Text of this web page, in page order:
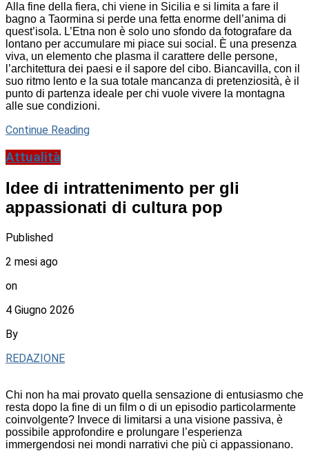
Alla fine della fiera, chi viene in Sicilia e si limita a fare il
bagno a Taormina si perde una fetta enorme dell’anima di
quest’isola. L’Etna non è solo uno sfondo da fotografare da
lontano per accumulare mi piace sui social. È una presenza
viva, un elemento che plasma il carattere delle persone,
l’architettura dei paesi e il sapore del cibo. Biancavilla, con il
suo ritmo lento e la sua totale mancanza di pretenziosità, è il
punto di partenza ideale per chi vuole vivere la montagna
alle sue condizioni.
Continue Reading
Attualità
Idee di intrattenimento per gli
appassionati di cultura pop
Published
2 mesi ago
on
4 Giugno 2026
By
REDAZIONE
Chi non ha mai provato quella sensazione di entusiasmo che
resta dopo la fine di un film o di un episodio particolarmente
coinvolgente? Invece di limitarsi a una visione passiva, è
possibile approfondire e prolungare l’esperienza
immergendosi nei mondi narrativi che più ci appassionano.